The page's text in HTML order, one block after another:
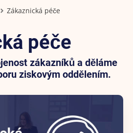
Zákaznická péče
péče
zákazníků a děláme
ziskovým oddělením.